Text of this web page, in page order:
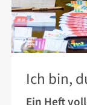
23. JUNI
Ich bin,